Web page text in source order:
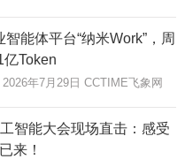
能体平台“纳米Work”，周
Token
2026年7月29日 CCTIME飞象网
智能大会现场直击：感受
来！